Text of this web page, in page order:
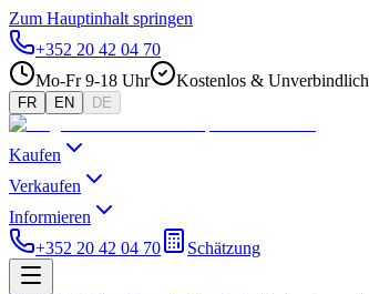
Zum Hauptinhalt springen
+352 20 42 04 70
Mo-Fr 9-18 Uhr
Kostenlos & Unverbindlich
FR EN DE
Kaufen
Verkaufen
Informieren
+352 20 42 04 70
Schätzung